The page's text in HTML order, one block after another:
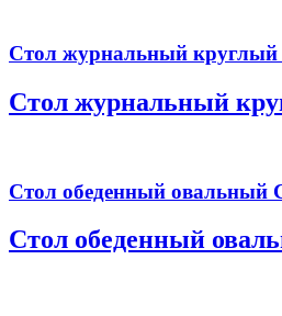
Стол журнальный круглый
Стол журнальный
Стол обеденный овальный
Стол обеденный